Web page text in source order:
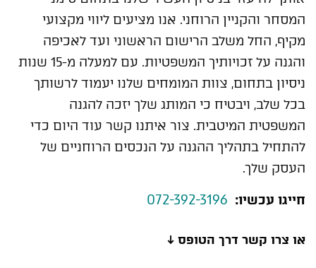
המסחר והקניין הרוחני. אנו מציעים ליווי מקצועי
מקיף, החל משלב הרישום הראשוני ועד לאכיפה
והגנה על זכויותיך המשפטיות. עם למעלה מ-15 שנות
ניסיון בתחום, צוות המומחים שלנו יעמוד לרשותך
בכל שלב, ויבטיח כי המותג שלך יזכה להגנה
המשפטית המיטבית. צור איתנו קשר עוד היום כדי
להתחיל בתהליך ההגנה על הנכסים הרוחניים של
העסק שלך.
חייגו עכשיו: 072-392-3196
או צרו קשר דרך הטופס ↓